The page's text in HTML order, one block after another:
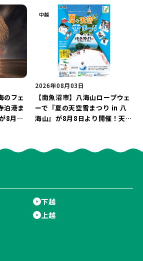
見♪
を楽しもう♪
のフェ
泊港ま
8月7
中越
2026年08月03日
【南魚沼市】八海山ロープウェ
ーで『夏の天空雪まつり in 八
海山』が8月8日より開催！天然
下越
上越